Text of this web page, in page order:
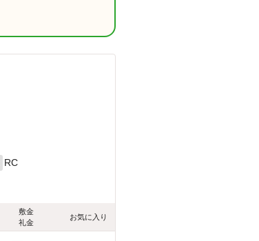
RC
敷金
礼金
お気に入り